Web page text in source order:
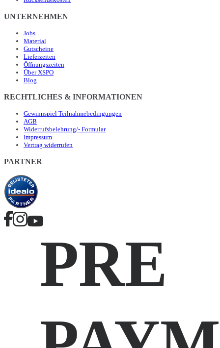
UNTERNEHMEN
Jobs
Material
Gutscheine
Lieferzeiten
Öffnungszeiten
Über XSPO
Blog
RECHTLICHES & INFORMATIONEN
Gewinnspiel Teilnahmebedingungen
AGB
Widerrufsbelehrung/- Formular
Impressum
Vertrag widerrufen
PARTNER